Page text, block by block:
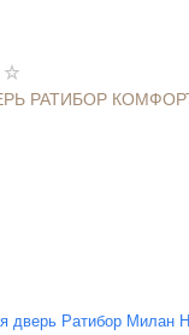
РАТИБОР